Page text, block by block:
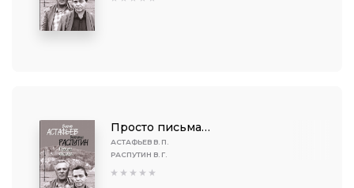
Просто письма…
АСТАФЬЕВ В. П.
РАСПУТИН В. Г.